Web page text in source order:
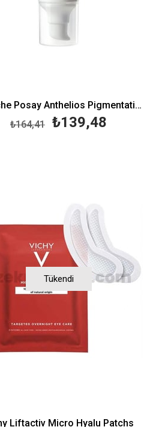
La Roche Posay Anthelios Pigmentation Spf50+ 50 ml
₺139,48
₺164,41
Tükendi
Liftactiv Micro Hyalu Patchs